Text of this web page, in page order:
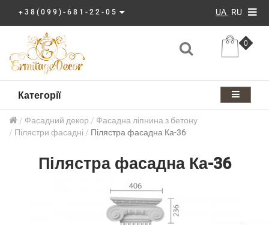
+38(099)-681-22-05 UA RU
0
Категорії
Фасадний декор
Фасадна ліпнина з бетону
Пілястри фасадні
Пілястра фасадна Ка-36
Пілястра фасадна Ка-36